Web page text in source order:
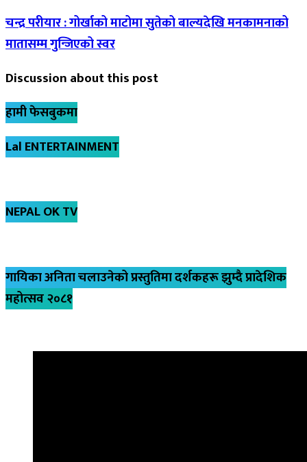
चन्द्र परीयार : गोर्खाको माटोमा सुतेको बाल्यदेखि मनकामनाको
मातासम्म गुन्जिएको स्वर
Discussion about this post
हामी फेसबुकमा
Lal ENTERTAINMENT
NEPAL OK TV
गायिका अनिता चलाउनेको प्रस्तुतिमा दर्शकहरू झुम्दै प्रादेशिक
महोत्सव २०८१